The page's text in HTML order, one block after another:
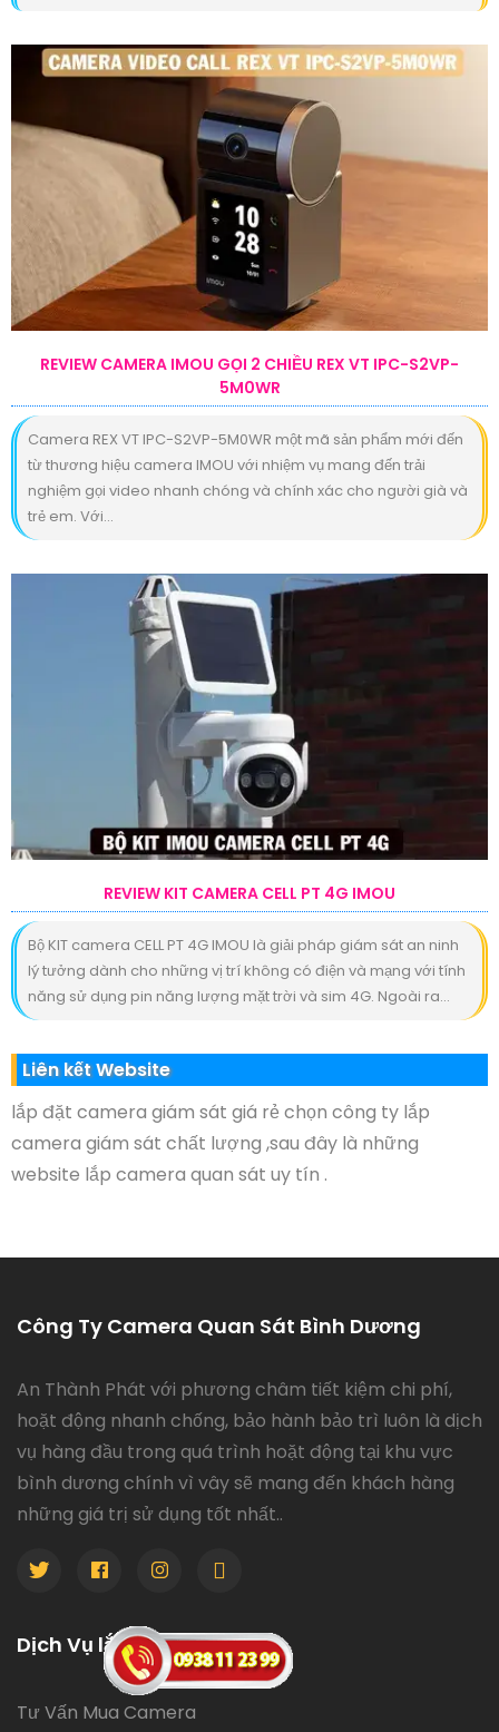
REVIEW CAMERA IMOU GỌI 2 CHIỀU REX VT IPC-S2VP-
5M0WR
Camera REX VT IPC-S2VP-5M0WR một mã sản phẩm mới đến
từ thương hiệu camera IMOU với nhiệm vụ mang đến trải
nghiệm gọi video nhanh chóng và chính xác cho người già và
trẻ em. Với...
REVIEW KIT CAMERA CELL PT 4G IMOU
Bộ KIT camera CELL PT 4G IMOU là giải pháp giám sát an ninh
lý tưởng dành cho những vị trí không có điện và mạng với tính
năng sử dụng pin năng lượng mặt trời và sim 4G. Ngoài ra...
Liên kết Website
lắp đặt camera giám sát giá rẻ chọn công ty lắp
camera giám sát chất lượng ,sau đây là những
website lắp camera quan sát uy tín .
Công Ty Camera Quan Sát Bình Dương
An Thành Phát với phương châm tiết kiệm chi phí,
hoặt động nhanh chống, bảo hành bảo trì luôn là dịch
vụ hàng đầu trong quá trình hoặt động tại khu vực
bình dương chính vì vây sẽ mang đến khách hàng
những giá trị sử dụng tốt nhất..
Dịch Vụ lắp Camera
Tư Vấn Mua Camera